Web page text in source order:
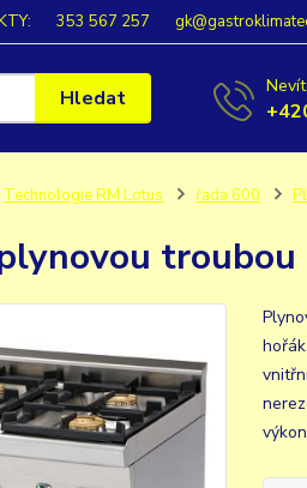
353 567 257
Hledat
Technologie RM Lotus řada 600
troubou